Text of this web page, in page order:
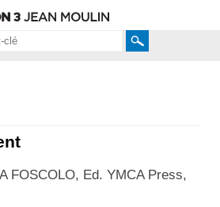
Rechercher
FOSCOLO, Ed. YMCA Press,